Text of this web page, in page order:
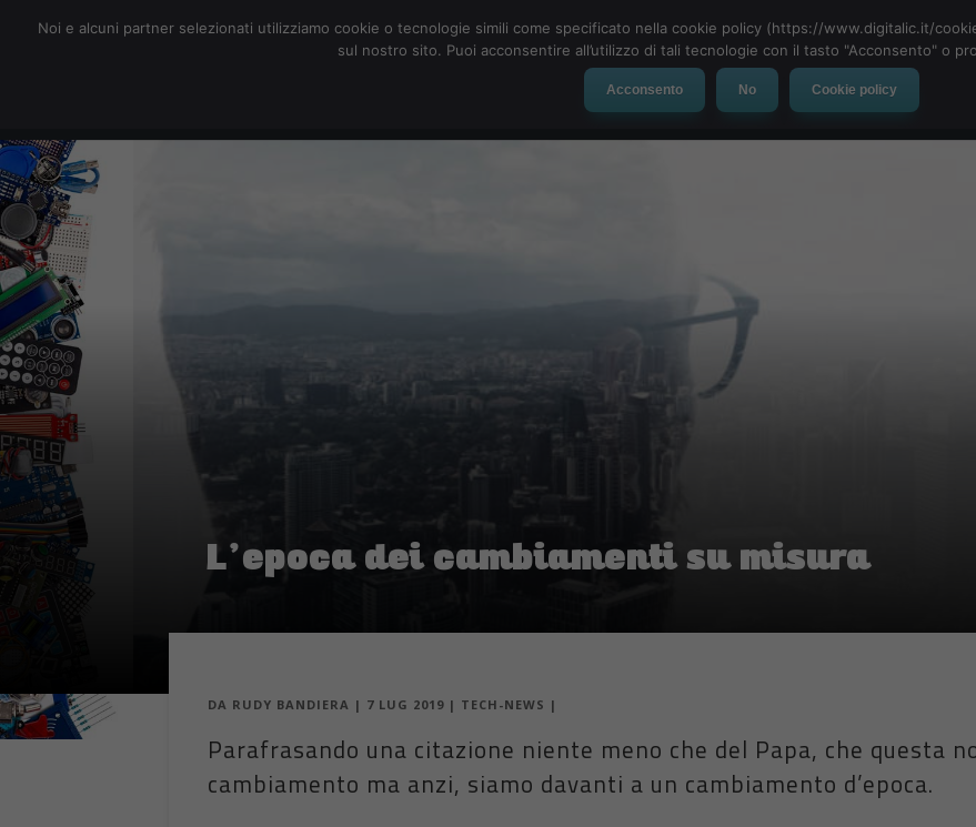
Social Network App Automotive Tech-News
L’epoca dei cambiamenti su misura
DA RUDY BANDIERA | 7 LUG 2019 | TECH-NEWS |
Parafrasando una citazione niente meno che del Papa, che questa
cambiamento ma anzi, siamo davanti a un cambiamento d’epoca.
Noi e alcuni partner selezionati utilizziamo cookie o tecnologie simili come specificato nella cookie policy (https://www.digitalic.it/
sul nostro sito. Puoi acconsentire all’utilizzo di tali tecnologie con il tasto "Acconsento" o
Acconsento No Cookie policy